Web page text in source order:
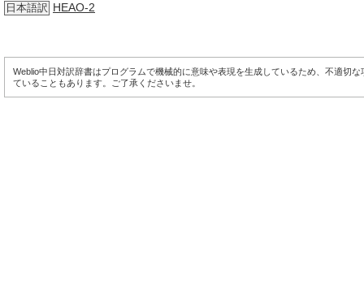
日本語訳 HEAO-2
Weblio中日対訳辞書はプログラムで機械的に意味や表現を生成しているため、不適切な
ていることもあります。ご了承くださいませ。